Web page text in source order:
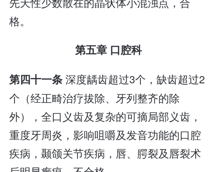
格。
第五章 口腔科
第四十一条深度龋齿超过3个，缺齿超过2
个（经正畸治疗拔除、牙列整齐的除
外），全口义齿及复杂的可摘局部义齿，
重度牙周炎，影响咀嚼及发音功能的口腔
疾病，颞颌关节疾病，唇、腭裂及唇裂术